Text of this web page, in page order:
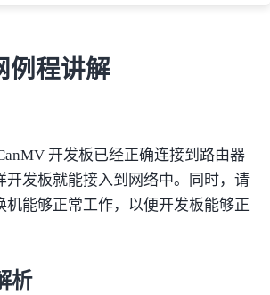
例程讲解
开发板已经正确连接到路由器
开发板就能接入到网络中。同时，请
机能够正常工作，以便开发板能够正
析